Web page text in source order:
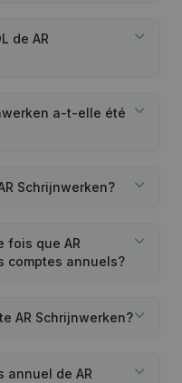
de AR
a-t-elle été
Schrijnwerken?
fois que AR
comptes annuels?
AR Schrijnwerken?
de AR